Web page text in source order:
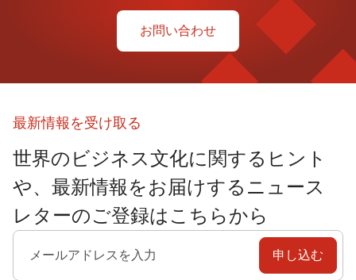
お問い合わせ
最新情報を受け取る
世界のビジネス文化に関するヒント
や、最新情報をお届けするニュース
レターのご登録はこちらから